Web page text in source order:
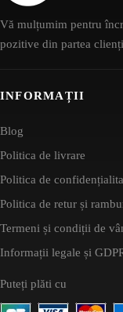
Vă mulțumim pentru
pozitive din partea
INFORMAȚII
Blog
Politica de livrare
Politica de
Politica de retur și
Termeni și condiții de
Informații legale și
Puteți plăti cu